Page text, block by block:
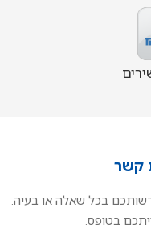
קשר
בכל שאלה או בעיה.
בטופס.